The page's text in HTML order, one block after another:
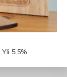
Yli 5.5%